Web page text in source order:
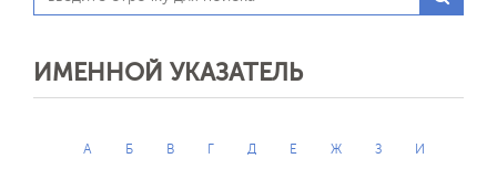
ИМЕННОЙ УКАЗАТЕЛЬ
А Б В Г Д Е Ж З И